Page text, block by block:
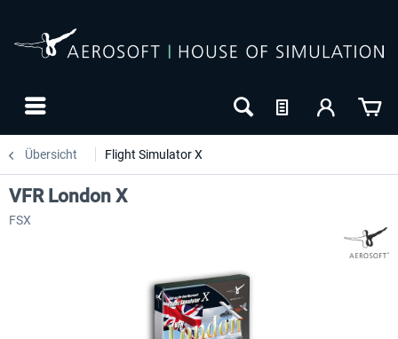
Übersicht Flight Simulator X
VFR London X
FSX